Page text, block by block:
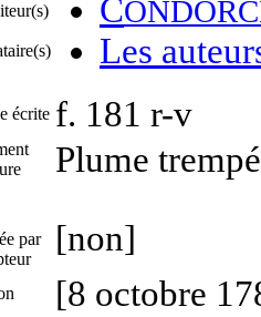
C
Les
écrite f. 181 r-v
Plume
par
[non]
[8 octobre